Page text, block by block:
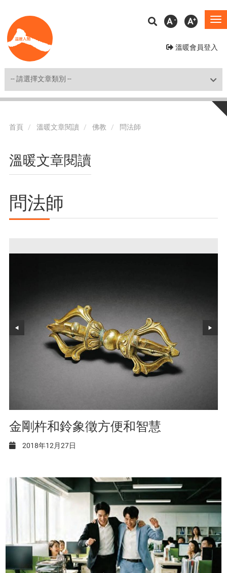
至
主
溫暖會員登入
A A
Shortcut
首頁 溫暖文章閱讀 佛教 問法師
溫暖文章閱讀
問法師
金剛杵和鈴象徵方便和智慧
2018年12月27日